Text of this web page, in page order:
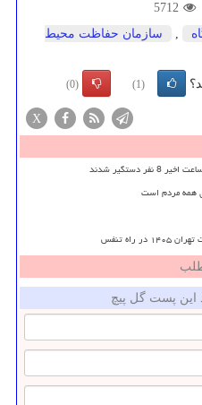
5712
,
سازمان حفاظت محیط
(1)
(0)
X
همه مردم است
این پست گل پیچ